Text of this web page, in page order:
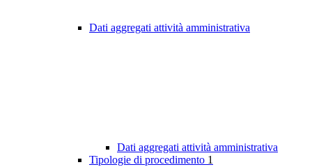
Dati aggregati attività amministrativa
Dati aggregati attività amministrativa
Tipologie di procedimento 1